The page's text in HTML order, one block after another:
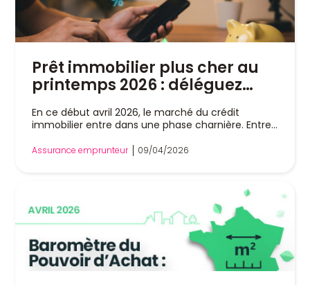
Prêt immobilier plus cher au
printemps 2026 : déléguez
En ce début avril 2026, le marché du crédit
immobilier entre dans une phase charnière. Entre...
Assurance emprunteur 09/04/2026